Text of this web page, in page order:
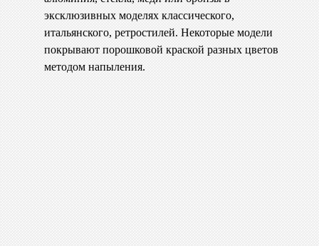
эксклюзивных моделях классического,
итальянского, ретростилей. Некоторые модели
покрывают порошковой краской разных цветов
методом напыления.